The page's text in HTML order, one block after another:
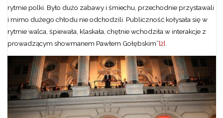
rytmie polki. Było dużo zabawy i śmiechu, przechodnie przystawali
i mimo dużego chłodu nie odchodzili. Publiczność kołysała się w
rytmie walca, śpiewała, klaskała, chętnie wchodziła w interakcje z
prowadzącym showmanem Pawłem Gołębskim”[2]